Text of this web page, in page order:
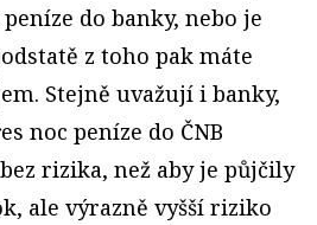
do banky, nebo je
z toho pak máte
Stejně uvažují i banky,
noc peníze do ČNB
rizika, než aby je půjčily
ale výrazně vyšší riziko